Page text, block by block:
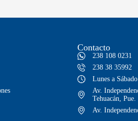
Contacto
238 108 0231
238 38 35992
Lunes a
Av.
Tehuacán, Pue.
Av.